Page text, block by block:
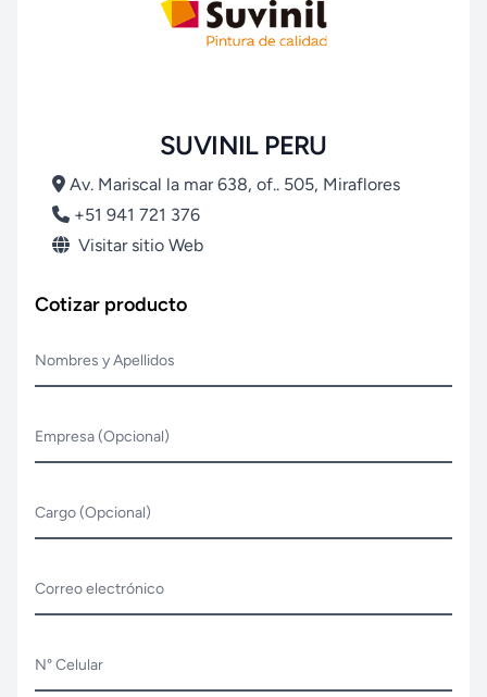
SUVINIL PERU
Av. Mariscal la mar 638, of.. 505, Miraflores
+51 941 721 376
Visitar sitio Web
Cotizar producto
Nombres y Apellidos
Empresa (Opcional)
Cargo (Opcional)
Correo electrónico
N° Celular